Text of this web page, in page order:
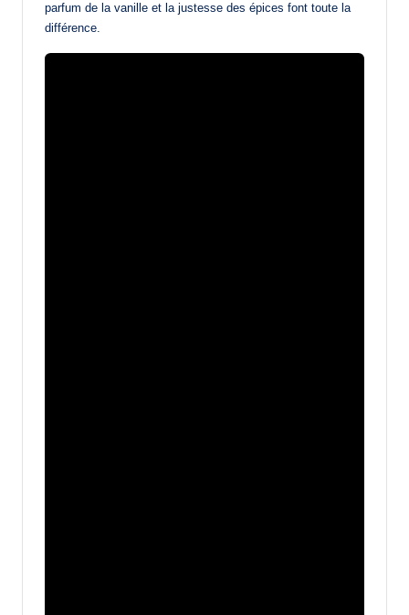
parfum de la vanille et la justesse des épices font toute la
différence.